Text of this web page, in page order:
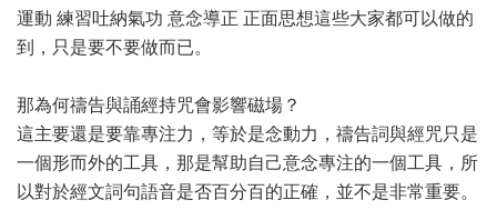
運動 練習吐納氣功 意念導正 正面思想這些大家都可以做的
到，只是要不要做而已。
那為何禱告與誦經持咒會影響磁場？
這主要還是要靠專注力，等於是念動力，禱告詞與經咒只是
一個形而外的工具，那是幫助自己意念專注的一個工具，所
以對於經文詞句語音是否百分百的正確，並不是非常重要。